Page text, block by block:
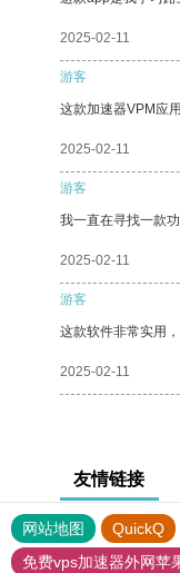
2025-02-11
游客
这款加速器VPM应
2025-02-11
游客
我一直在寻找一款
2025-02-11
游客
这款软件非常实用
2025-02-11
友情链接
网站地图 QuickQ
免费vps加速器外网苹